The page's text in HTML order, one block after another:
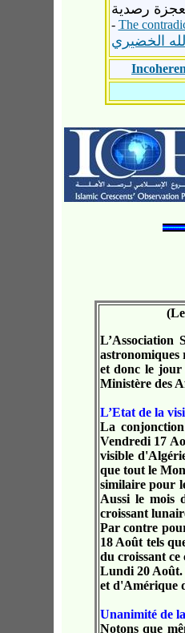
رصدية
- The
الخضيري
L’Association
astronomiques
et donc le jour
Ministère des
L’Etat de la
La
Vendredi 17
visible
que tout le
similaire pour
Aussi le mois
croissant
Par contre
18 Août tels
du croissant
Lundi 20 Août.
et d'Amérique
Unanimité de
Notons que